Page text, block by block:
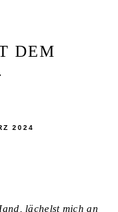
DEM
2024
lächelst mich an